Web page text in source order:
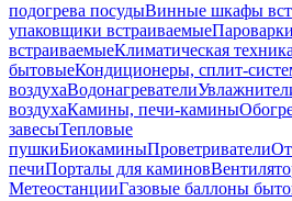
подогрева посудыВинные шкафы
упаковщики встраиваемыеПароварки
встраиваемыеКлиматическая техника
бытовыеКондиционеры, сплит-
воздухаВодонагреватели
воздухаКамины, печи-камины
завесыТепловые
пушкиБиокаминыПроветриватели
печиПорталы для каминов
МетеостанцииГазовые баллоны